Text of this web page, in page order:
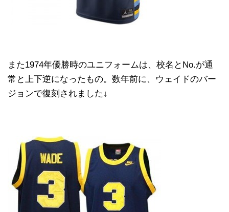
また1974年優勝時のユニフォームは、校名とNo.が通
常と上下逆になったもの。数年前に、ウェイドのバー
ジョンで復刻されました↓